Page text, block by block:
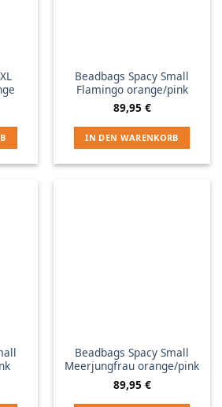
Beadbags Spacy Small
Flamingo orange/pink
89,95 €
IN DEN WARENKORB
Beadbags Spacy Small
Meerjungfrau orange/pink
89,95 €